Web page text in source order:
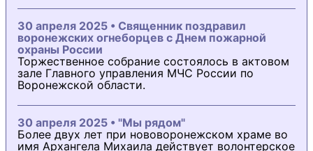
30 апреля 2025 • Священник поздравил
воронежских огнеборцев с Днем пожарной
охраны России
Торжественное собрание состоялось в актовом
зале Главного управления МЧС России по
Воронежской области.
30 апреля 2025 • "Мы рядом"
Более двух лет при нововоронежском храме во
имя Архангела Михаила действует волонтерское